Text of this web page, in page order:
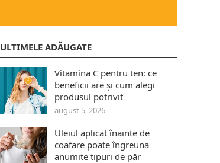
ULTIMELE ADĂUGATE
Vitamina C pentru ten: ce
beneficii are și cum alegi
produsul potrivit
august 5, 2026
Uleiul aplicat înainte de
coafare poate îngreuna
anumite tipuri de păr